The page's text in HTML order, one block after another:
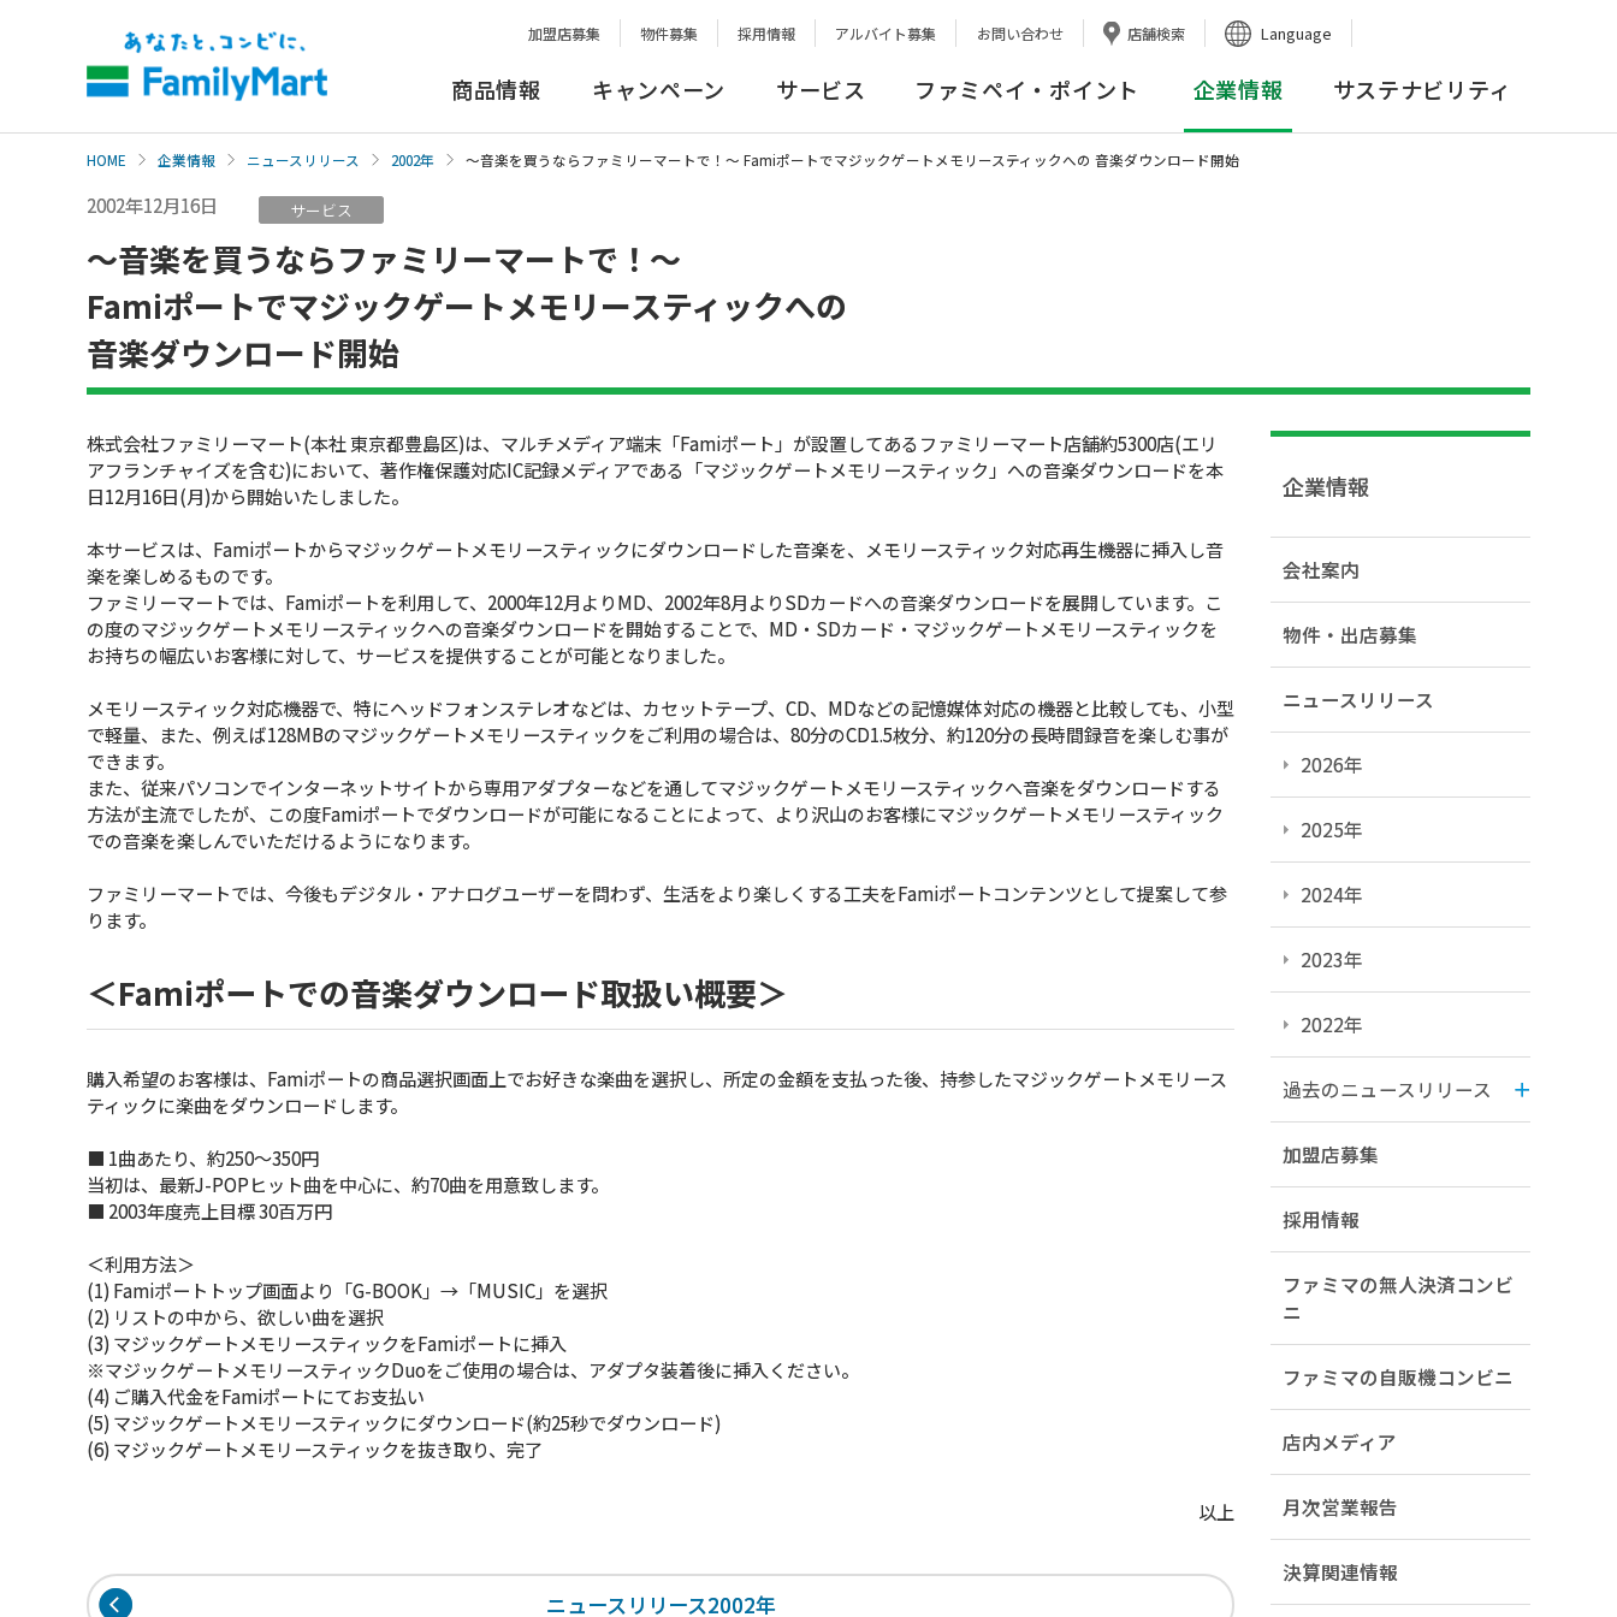
加盟店募集 物件募集 採用情報 アルバイト募集 お問い合わせ 店舗検索 Language
商品情報 キャンペーン サービス ファミペイ・ポイント 企業情報 サステナビリティ
HOME 企業情報 ニュースリリース 2002年 〜音楽を買うならファミリーマートで！〜 Famiポートでマジックゲートメモリースティックへの 音楽ダウンロード開始
2002年12月16日 サービス
〜音楽を買うならファミリーマートで！〜
Famiポートでマジックゲートメモリースティックへの
音楽ダウンロード開始
株式会社ファミリーマート(本社 東京都豊島区)は、マルチメディア端末「Famiポート」が設置してあるファミリーマート店舗約5300店(エリ
アフランチャイズを含む)において、著作権保護対応IC記録メディアである「マジックゲートメモリースティック」への音楽ダウンロードを本
日12月16日(月)から開始いたしました。
本サービスは、Famiポートからマジックゲートメモリースティックにダウンロードした音楽を、メモリースティック対応再生機器に挿入し音
楽を楽しめるものです。
ファミリーマートでは、Famiポートを利用して、2000年12月よりMD、2002年8月よりSDカードへの音楽ダウンロードを展開しています。こ
の度のマジックゲートメモリースティックへの音楽ダウンロードを開始することで、MD・SDカード・マジックゲートメモリースティックを
お持ちの幅広いお客様に対して、サービスを提供することが可能となりました。
メモリースティック対応機器で、特にヘッドフォンステレオなどは、カセットテープ、CD、MDなどの記憶媒体対応の機器と比較しても、小型
で軽量、また、例えば128MBのマジックゲートメモリースティックをご利用の場合は、80分のCD1.5枚分、約120分の長時間録音を楽しむ事が
できます。
また、従来パソコンでインターネットサイトから専用アダプターなどを通してマジックゲートメモリースティックへ音楽をダウンロードする
方法が主流でしたが、この度Famiポートでダウンロードが可能になることによって、より沢山のお客様にマジックゲートメモリースティック
での音楽を楽しんでいただけるようになります。
ファミリーマートでは、今後もデジタル・アナログユーザーを問わず、生活をより楽しくする工夫をFamiポートコンテンツとして提案して参
ります。
＜Famiポートでの音楽ダウンロード取扱い概要＞
購入希望のお客様は、Famiポートの商品選択画面上でお好きな楽曲を選択し、所定の金額を支払った後、持参したマジックゲートメモリース
ティックに楽曲をダウンロードします。
■ 1曲あたり、約250〜350円
当初は、最新J-POPヒット曲を中心に、約70曲を用意致します。
■ 2003年度売上目標 30百万円
＜利用方法＞
(1) Famiポートトップ画面より「G-BOOK」→「MUSIC」を選択
(2) リストの中から、欲しい曲を選択
(3) マジックゲートメモリースティックをFamiポートに挿入
※マジックゲートメモリースティックDuoをご使用の場合は、アダプタ装着後に挿入ください。
(4) ご購入代金をFamiポートにてお支払い
(5) マジックゲートメモリースティックにダウンロード(約25秒でダウンロード)
(6) マジックゲートメモリースティックを抜き取り、完了
以上
ニュースリリース2002年
企業情報
会社案内
物件・出店募集
ニュースリリース
2026年
2025年
2024年
2023年
2022年
過去のニュースリリース
加盟店募集
採用情報
ファミマの無人決済コンビ
ニ
ファミマの自販機コンビニ
店内メディア
月次営業報告
決算関連情報